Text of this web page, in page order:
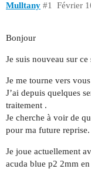
Mulltany Février
#1
Bonjour
Je suis nouveau sur
Je me tourne vers
J’ai depuis quelques
traitement .
Je cherche à voir de
pour ma future reprise.
Je joue actuellement
acuda blue p2 2mm